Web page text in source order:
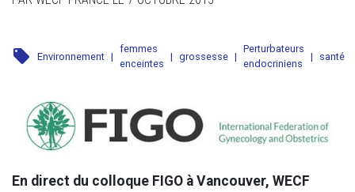
local_offer Environnement |
femmes
enceintes
| grossesse |
Perturbateurs
endocriniens
| santé
En direct du colloque FIGO à Vancouver, WECF